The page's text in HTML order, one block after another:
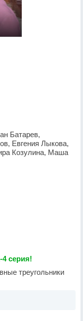
Батарев,
Евгения Лыкова,
Козулина, Маша
серия!
треугольники